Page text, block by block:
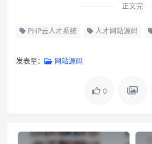
正文完
PHP云人才系统 人才网站源码
发表至： 网站源码
0